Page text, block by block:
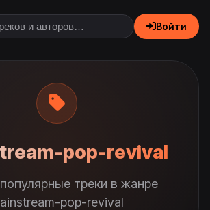
Войти
pop-revival
треки в жанре
pop-revival